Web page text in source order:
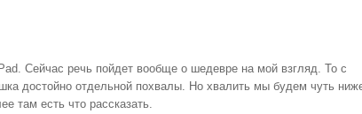
Сейчас речь пойдет вообще о шедевре на мой взгляд. То с
достойно отдельной похвалы. Но хвалить мы будем чуть
там есть что рассказать.